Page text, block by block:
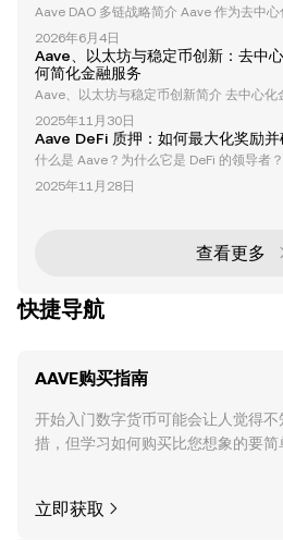
Aave DAO 多链战略简介 Aave 作为去中
Fi）领域的先驱，一直在加密货币领域推动
界。以去中心化自治组织（DAO）的形式
采用了雄心勃勃的多链战略，旨在扩展其
网络中的影响力。然而，最近的进展，包括
升级和 ERC-4626 份额会计的采用，标志
变。本文将深入探讨 Aave DAO 不断发展的
略、其对以太坊主网的
2026年6月4日
Aave、以太坊与稳定币创新：去中
何简化金融服务
Aave、以太坊与稳定币创新简介 去中心化
i）生态系统正在快速转型，Aave、以太坊
C、USDT和DAI等稳定币正引领这一变革
个基于以太坊的知名DeFi借贷协议，它不断
使去中心化金融更加便捷和用户友好。本文
Aave的进展、合作伙伴关系，以及稳定币
2025年11月30日
Aave DeFi 质押：如何最大化奖励
什么是 Aave？为什么它是 DeFi 的领导者
个开创性的去中心化金融（DeFi）协议，彻
户获取金融服务的方式。通过在多个区块链
基石的地位。其创新功能、强大的安全框架
为中心的方式，使其成为零售和机构参与者
2025年11月28日
查看更多
快捷导航
AAVE购买指南
开始入门数字货币可能会让人觉得不
措，但学习如何购买比您想象的要简
立即获取